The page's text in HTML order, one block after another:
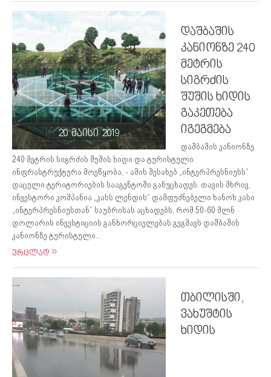
20 მაისი 2019
დაშბაშის
კანიონზე 240
მეტრის
სიგრძის
შუშის ხიდის
გაკეთება
იგეგმება
დაშბაშის კანიონზე
240 მეტრის სიგრძის შუშის ხიდი და ტურისტული
ინფრასტრუქტურა მოეწყობა, - ამის შესახებ „ინტერპრესნიუსს“
დაცული ტერიტორიების სააგენტოში განუცხადეს. თავის მხრივ,
ინვესტორი კომპანია „კასს ლენდის“ დამფუძნებელი ხანოხ კასი
„ინტერპრესნიუსთან“ საუბრისას აცხადებს, რომ 50-60 მლნ
დოლარის ინვესტიციის განხორციელებას გეგმავს დაშბაშის
კანიონზე ტურისტული...
ვრცლად
თბილისში,
ვახუშტის
ხიდის